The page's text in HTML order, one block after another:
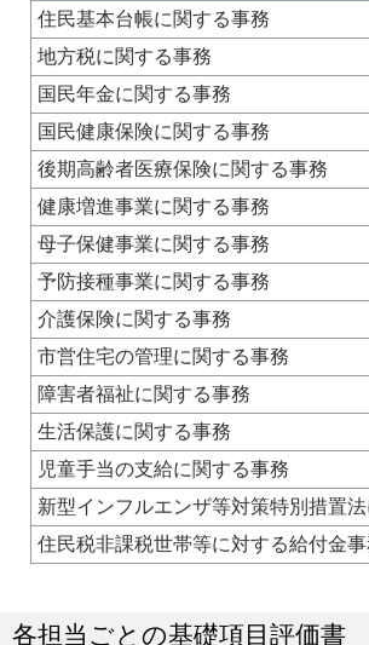
住民基本台帳に関する事務
地方税に関する事務
国民年金に関する事務
国民健康保険に関する事務
後期高齢者医療保険に関する事務
健康増進事業に関する事務
母子保健事業に関する事務
予防接種事業に関する事務
介護保険に関する事務
市営住宅の管理に関する事務
障害者福祉に関する事務
生活保護に関する事務
児童手当の支給に関する事務
新型インフルエンザ等対策特別措置
住民税非課税世帯等に対する給付金事
各担当ごとの基礎項目評価書